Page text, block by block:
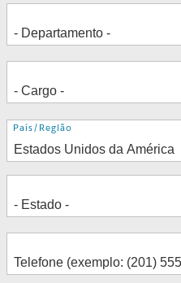
Integrated
ESG simulation.
from practice
Johannes Brönner
Endereço
País/Região